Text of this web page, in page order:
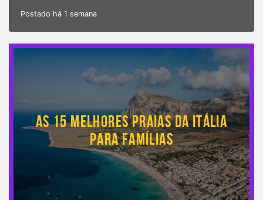
Postado há 1 semana
AS 15 MELHORES PRAIAS DA ITÁLIA
PARA FAMÍLIAS